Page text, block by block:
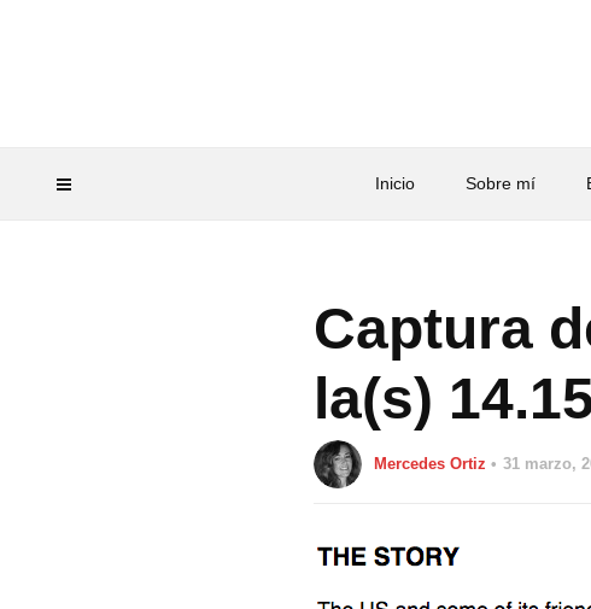
Inicio Sobre mí
Captura
la(s)
Mercedes Ortiz 31 marzo,